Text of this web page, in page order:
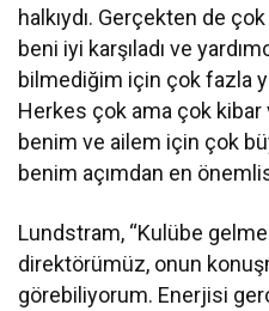
halkıydı. Gerçekten de
beni iyi karşıladı ve
bilmediğim için çok fazla
Herkes çok ama çok kibar
benim ve ailem için çok
benim açımdan en
Lundstram, “Kulübe
direktörümüz, onun
görebiliyorum. Enerjisi